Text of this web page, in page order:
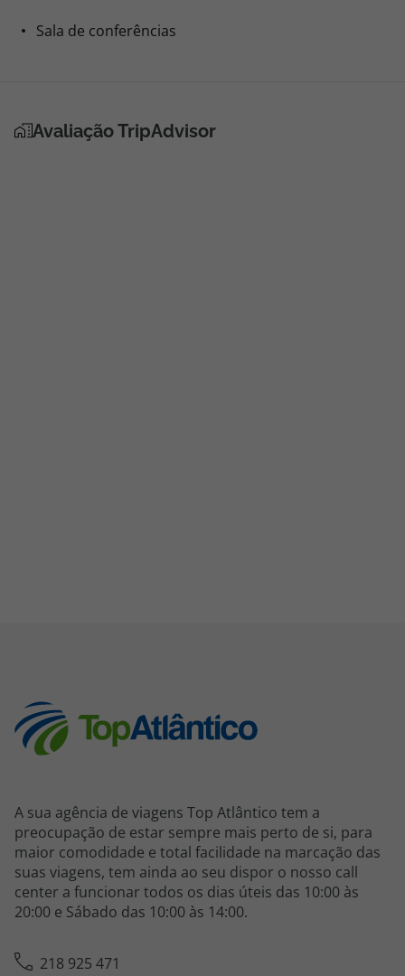
Sala de conferências
Avaliação TripAdvisor
A sua agência de viagens Top Atlântico tem a
preocupação de estar sempre mais perto de si, para
maior comodidade e total facilidade na marcação das
suas viagens, tem ainda ao seu dispor o nosso call
center a funcionar todos os dias úteis das 10:00 às
20:00 e Sábado das 10:00 às 14:00.
218 925 471